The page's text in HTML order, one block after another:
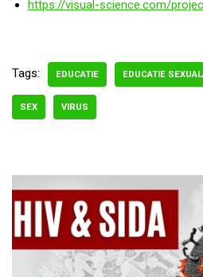
https://visual-science.com/
Tags: EDUCATIE EDUCATIE
SEX VIRUS